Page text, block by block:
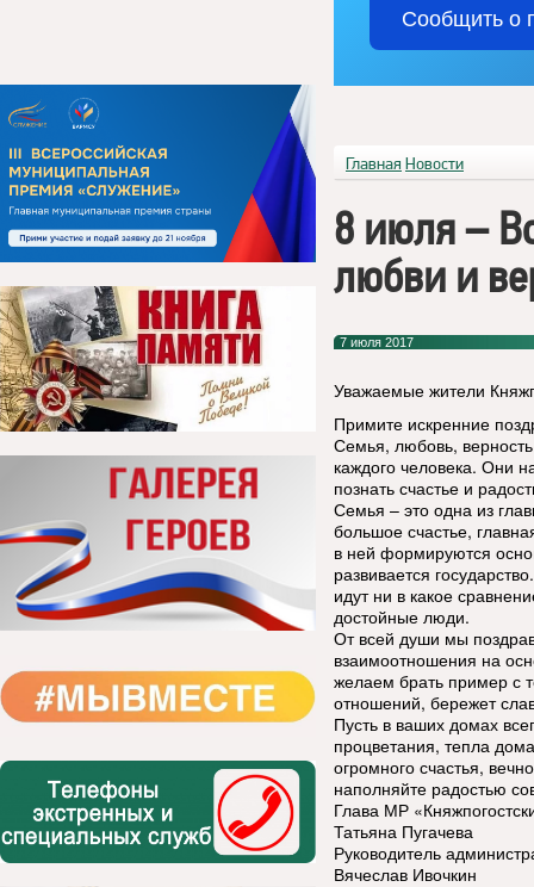
Сообщить о
Главная Новости
8 июля –
любви и
7 июля 2017
Уважаемые жители
Примите искренние
Семья, любовь,
каждого человека. Они
познать счастье и
Семья – это одна из
большое счастье,
в ней формируются
развивается
идут ни в какое
достойные люди.
От всей души мы
взаимоотношения на
желаем брать пример с
отношений, бережет
Пусть в ваших домах
процветания, тепла
огромного счастья,
наполняйте радостью
Глава МР
Татьяна Пугачева
Руководитель
Вячеслав Ивочкин